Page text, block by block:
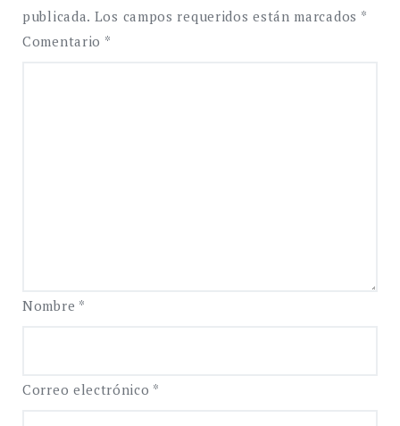
publicada. Los campos requeridos están marcados *
Comentario *
Nombre *
Correo electrónico *